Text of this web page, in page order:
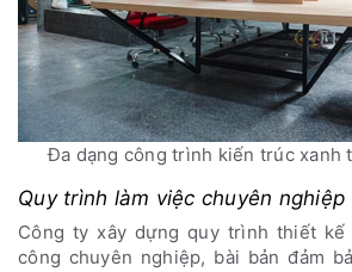
Đa dạng công trình kiến trúc xanh
Quy trình làm việc chuyên nghiệp
Công ty xây dựng quy trình thiết
công chuyên nghiệp, bài bản đảm